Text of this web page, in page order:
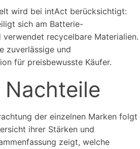
wird bei intAct berücksichtigt:
sich am Batterie-
verwendet recycelbare Materialien.
zuverlässige und
für preisbewusste Käufer.
der einzelnen Marken folgt
ihrer Stärken und
zeigt, welche